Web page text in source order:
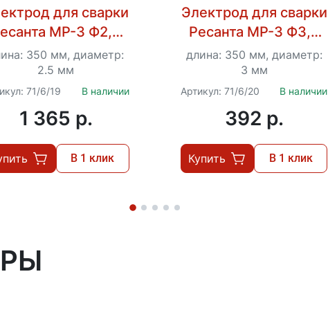
для сварки
МР-3 Ф2,5
Пачка 3 кг
350 мм, диаметр:
2.5 мм
71/6/19 В наличии
1 365 p.
В 1 клик
Электрод для сварки
Ресанта МР-3 Ф3,0
Пачка 1 кг
длина: 350 мм, диаметр:
3 мм
Артикул: 71/6/20 В наличии
392 p.
Купить В 1 клик